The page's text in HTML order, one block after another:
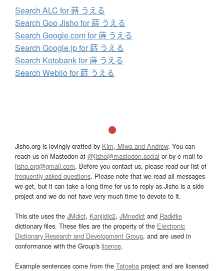
Search ALC for 蒔 うえる
Search Goo Jisho for 蒔 うえる
Search Google.com for 蒔 うえる
Search Google.jp for 蒔 うえる
Search Kotobank for 蒔 うえる
Search Weblio for 蒔 うえる
Jisho.org is lovingly crafted by Kim, Miwa and Andrew. You can
reach us on Mastodon at @jisho@mastodon.social or by e-mail to
jisho.org@gmail.com. Before you contact us, please read our list of
frequently asked questions. Please note that we read all messages
we get, but it can take a long time for us to reply as Jisho is a side
project and we do not have very much time to devote to it.
This site uses the JMdict, Kanjidic2, JMnedict and Radkfile
dictionary files. These files are the property of the Electronic
Dictionary Research and Development Group, and are used in
conformance with the Group's licence.
Example sentences come from the Tatoeba project and are licensed